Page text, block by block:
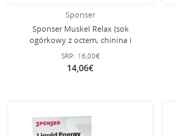
Sponser
Sponser Muskel Relax (sok
ogórkowy z octem, chinina i
imbirem) 4x30ml pudełko
SRP: 16,00€
14,06€